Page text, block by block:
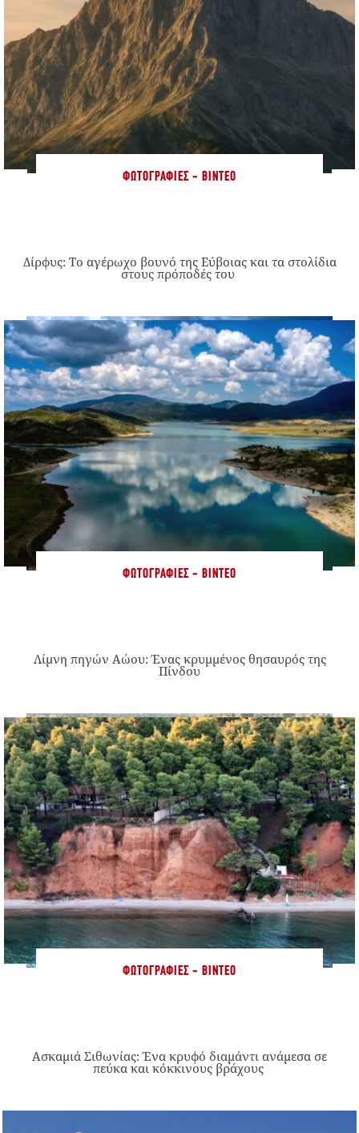
ΦΩΤΟΓΡΑΦΊΕΣ - ΒΊΝΤΕΟ
Δίρφυς: Το αγέρωχο βουνό της Εύβοιας και τα στολίδια
στους πρόποδές του
ΦΩΤΟΓΡΑΦΊΕΣ - ΒΊΝΤΕΟ
Λίμνη πηγών Αώου: Ένας κρυμμένος θησαυρός της
Πίνδου
ΦΩΤΟΓΡΑΦΊΕΣ - ΒΊΝΤΕΟ
Ασκαμιά Σιθωνίας: Ένα κρυφό διαμάντι ανάμεσα σε
πεύκα και κόκκινους βράχους